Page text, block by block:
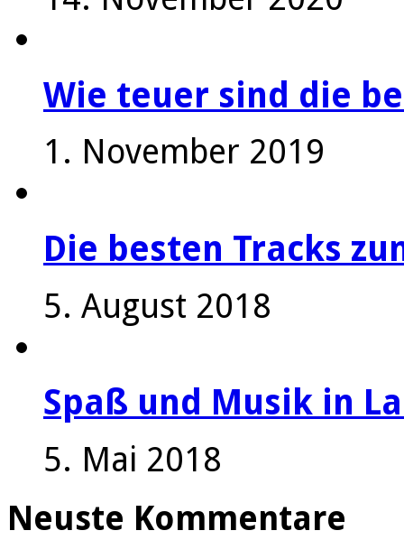
Wie teuer sind die
1. November 2019
Die besten Tracks
5. August 2018
Spaß und Musik in
5. Mai 2018
Neuste Kommentare